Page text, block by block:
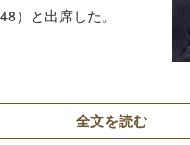
）と出席した。
全文を読む